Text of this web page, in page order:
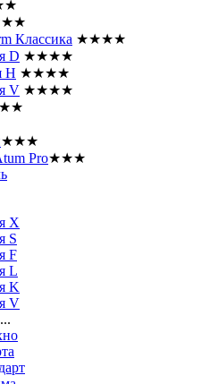
Классика ★★★★
D ★★★★
H ★★★★
V ★★★★
★★★
Pro★★★
X
S
F
L
K
V